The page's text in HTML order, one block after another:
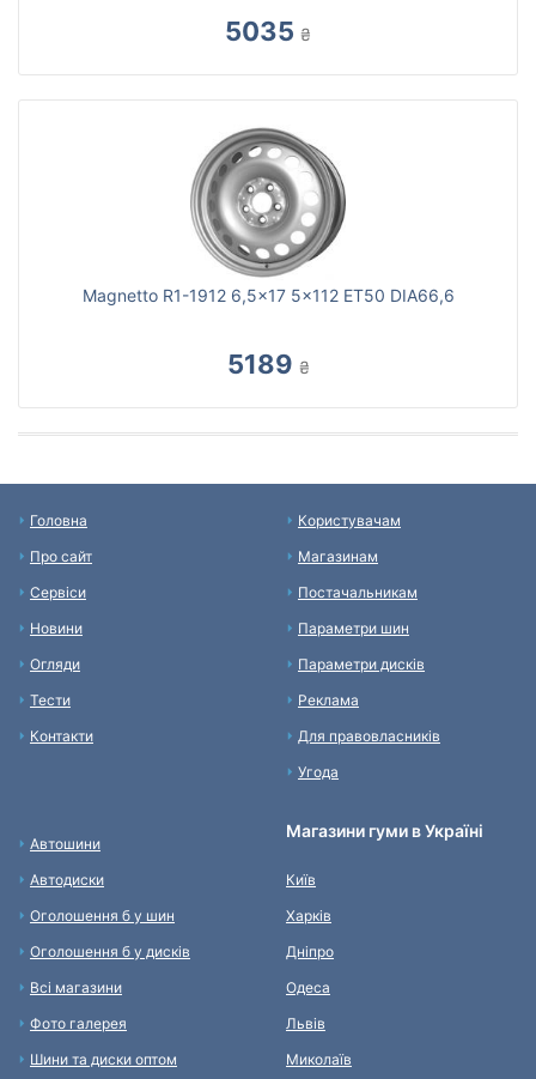
5035 ₴
Magnetto R1-1912 6,5x17 5x112 ET50 DIA66,6
5189 ₴
Головна
Про сайт
Сервіси
Новини
Огляди
Тести
Контакти
Користувачам
Магазинам
Постачальникам
Параметри шин
Параметри дисків
Реклама
Для правовласників
Угода
Автошини
Автодиски
Оголошення б у шин
Оголошення б у дисків
Всі магазини
Фото галерея
Шини та диски оптом
Магазини гуми в Україні
Київ
Харків
Дніпро
Одеса
Львів
Миколаїв